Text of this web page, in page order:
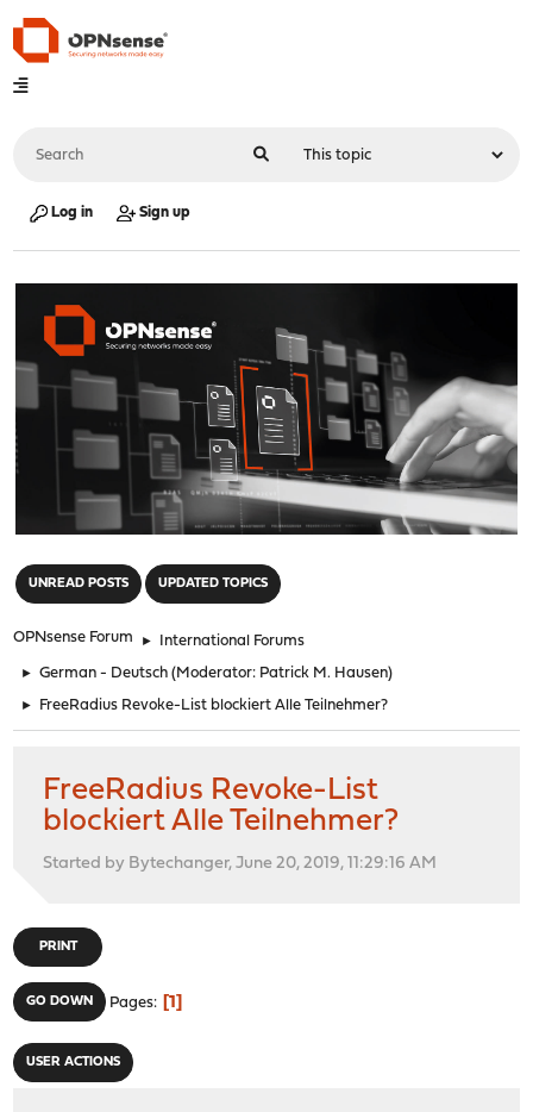
Log in Sign up
UNREAD POSTS UPDATED TOPICS
OPNsense Forum ► International Forums
► German - Deutsch (Moderator: Patrick M. Hausen)
► FreeRadius Revoke-List blockiert Alle Teilnehmer?
FreeRadius Revoke-List
blockiert Alle Teilnehmer?
Started by Bytechanger, June 20, 2019, 11:29:16 AM
PRINT
GO DOWN Pages 1
USER ACTIONS